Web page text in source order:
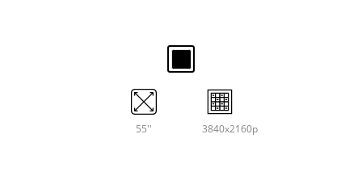
55'' 3840x2160p